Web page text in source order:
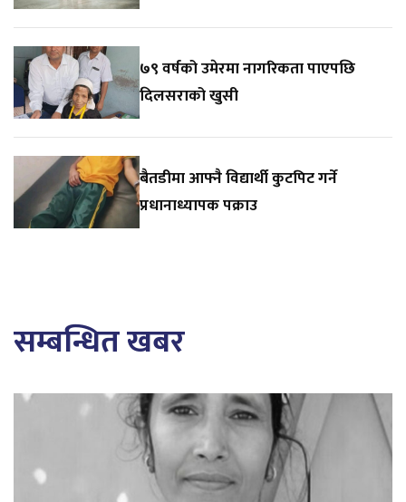
७९ वर्षको उमेरमा नागरिकता पाएपछि
दिलसराको खुसी
बैतडीमा आफ्नै विद्यार्थी कुटपिट गर्ने
प्रधानाध्यापक पक्राउ
सम्बन्धित खबर